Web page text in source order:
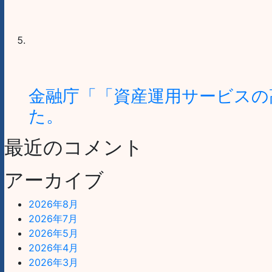
金融庁「「資産運用サービス
た。
最近のコメント
アーカイブ
2026年8月
2026年7月
2026年5月
2026年4月
2026年3月